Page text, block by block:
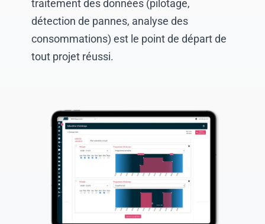
traitement des données (pilotage,
détection de pannes, analyse des
consommations) est le point de départ de
tout projet réussi.